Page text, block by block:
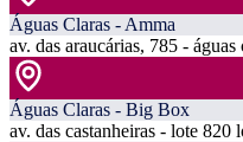
Águas Claras - Amma
av. das araucárias, 785 -
Águas Claras - Big Box
av. das castanheiras - lote 820